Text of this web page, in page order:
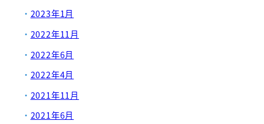
2023年1月
2022年11月
2022年6月
2022年4月
2021年11月
2021年6月